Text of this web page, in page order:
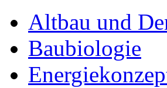
Altbau und
Baubiologie